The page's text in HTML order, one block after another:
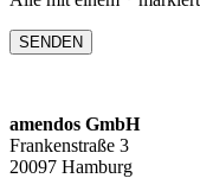
amendos GmbH
Frankenstraße 3
20097 Hamburg